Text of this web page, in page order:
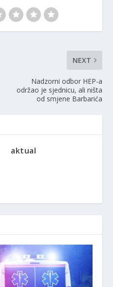
NEXT
Nadzorni odbor HEP-a
održao je sjednicu, ali ništa
od smjene Barbarića
aktual